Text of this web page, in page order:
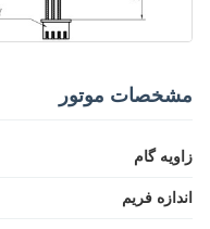
مشخصات موتور
زاویه گام
اندازه فریم